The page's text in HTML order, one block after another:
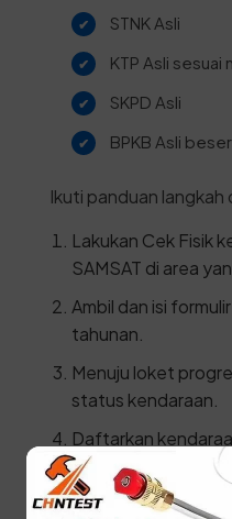
STNK Asli
KTP Asli sesuai
SKPD Asli
BPKB Asli
Ikuti panduan
Lakukan Cek Fisik
SAMSAT di area
Ambil dan isi
tahunan.
Menuju loket
status kendaraan.
Daftarkan
tahun dengan
cek fisik.